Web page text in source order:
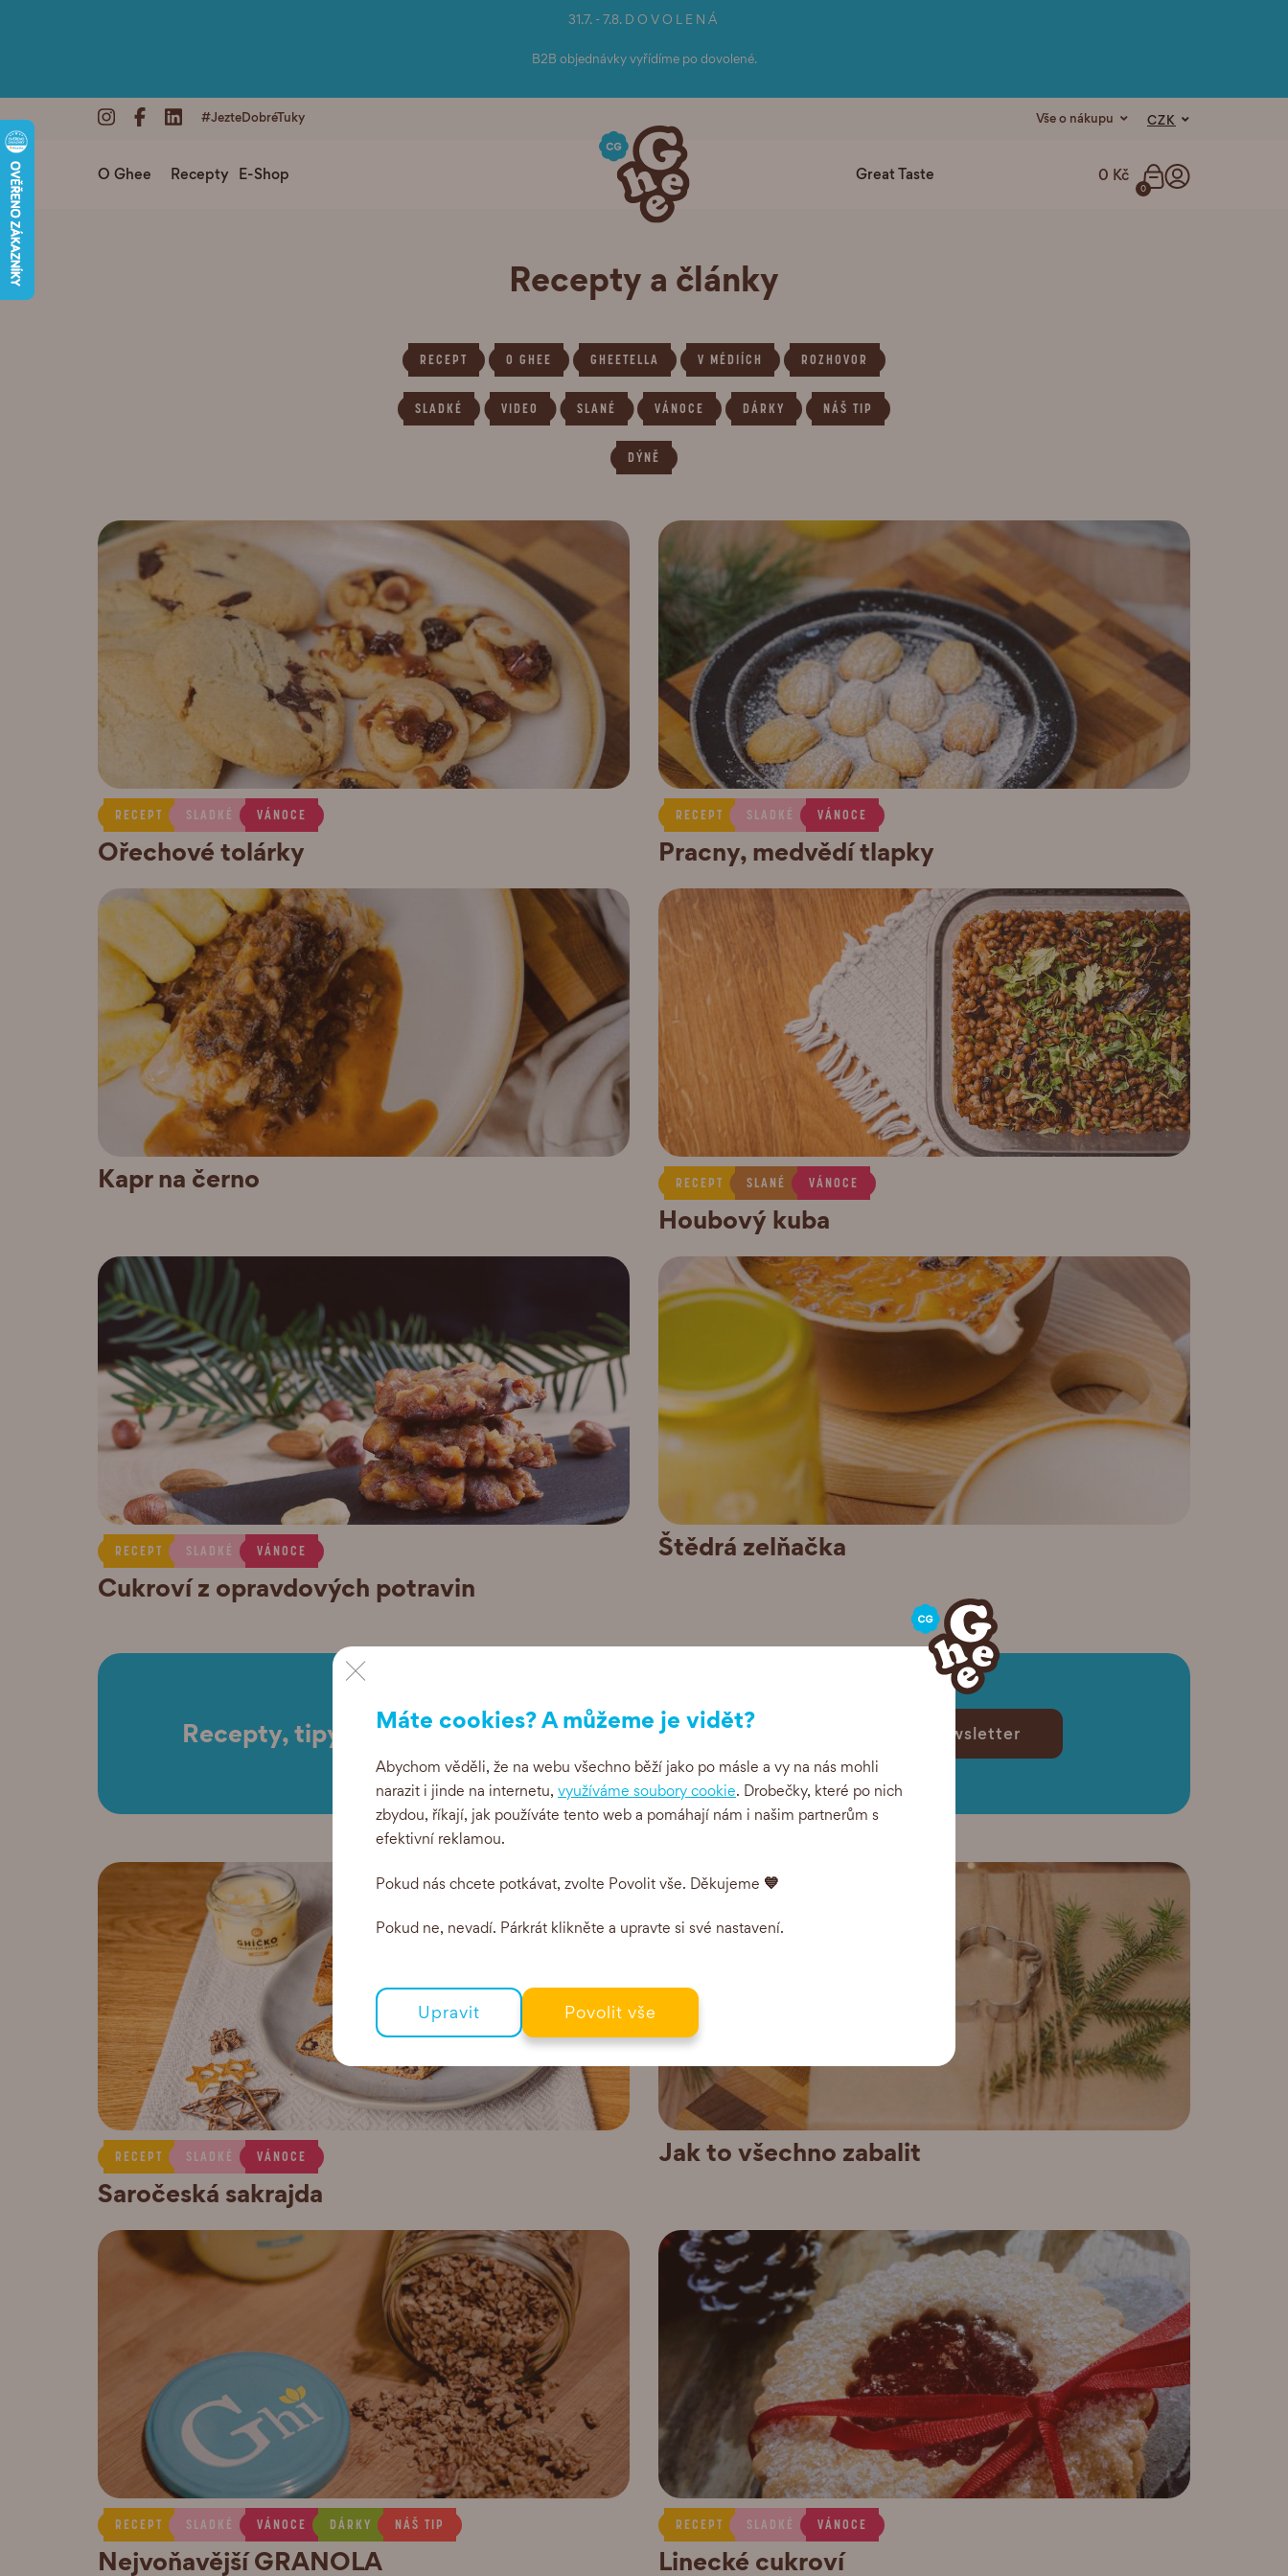
31.7. - 7.8. D O V O L E N Á
B2B objednávky vyřídíme po dovolené.
#JezteDobréTuky Vše o nákupu CZK
O Ghee Recepty E-Shop Great Taste 0 Kč
0
Recepty a články
RECEPT O GHEE GHEETELLA V MÉDIÍCH ROZHOVOR
SLADKÉ VIDEO SLANÉ VÁNOCE DÁRKY NÁŠ TIP
DÝNĚ
Recepty, tipy a akce Posílejte mi newsletter
RECEPT SLADKÉ VÁNOCE
Ořechové tolárky
RECEPT SLADKÉ VÁNOCE
Pracny, medvědí tlapky
Kapr na černo RECEPT SLANÉ VÁNOCE
Houbový kuba
RECEPT SLADKÉ VÁNOCE
Cukroví z opravdových potravin
Štědrá zelňačka
RECEPT SLADKÉ VÁNOCE
Saročeská sakrajda
Jak to všechno zabalit
RECEPT SLADKÉ VÁNOCE DÁRKY NÁŠ TIP
Nejvoňavější GRANOLA
RECEPT SLADKÉ VÁNOCE
Linecké cukroví
×
Máte cookies? A můžeme je vidět?
Abychom věděli, že na webu všechno běží jako po másle a vy na nás mohli
narazit i jinde na internetu, využíváme soubory cookie. Drobečky, které po nich
zbydou, říkají, jak používáte tento web a pomáhají nám i našim partnerům s
efektivní reklamou.
Pokud nás chcete potkávat, zvolte Povolit vše. Děkujeme 💙
Pokud ne, nevadí. Párkrát klikněte a upravte si své nastavení.
Upravit Povolit vše